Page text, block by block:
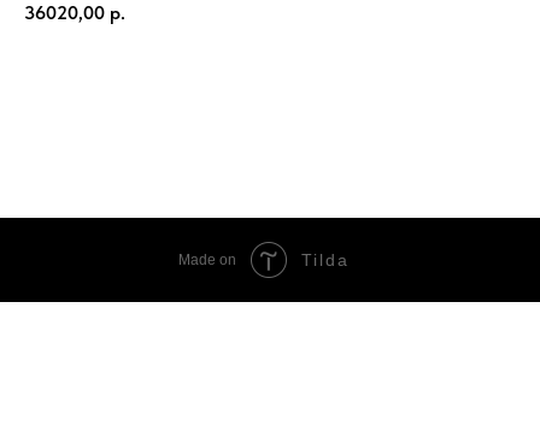
36020,00 р.
Made on Tilda